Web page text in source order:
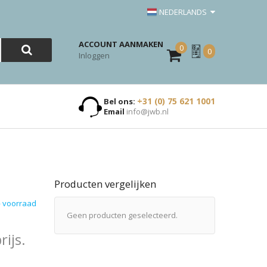
NEDERLANDS
ACCOUNT AANMAKEN
Inloggen
0
Mijn
Offerte
0
Bel ons: +31 (0) 75 621 1001
Email info@jwb.nl
voorraad
Producten vergelijken
Geen producten geselecteerd.